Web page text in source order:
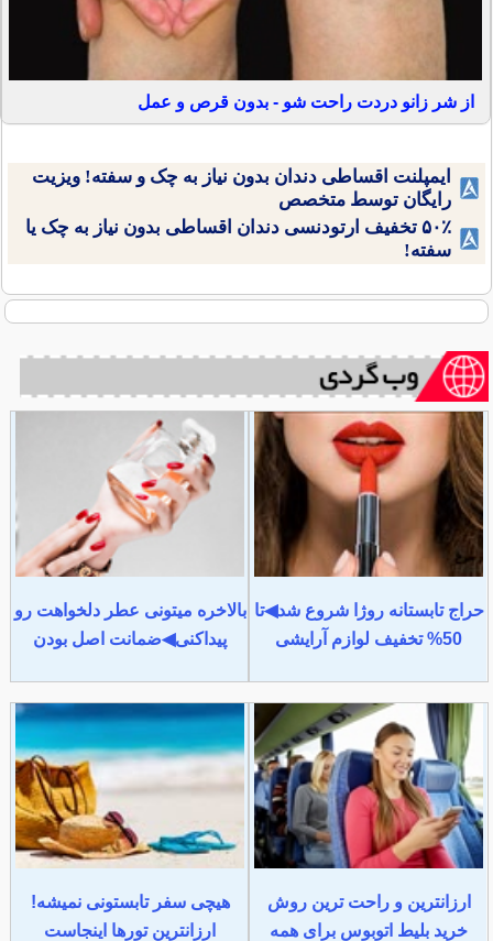
از شر زانو دردت راحت شو - بدون قرص و عمل
ایمپلنت اقساطی دندان بدون نیاز به چک و سفته! ویزیت
رایگان توسط متخصص
۵۰٪ تخفیف ارتودنسی دندان اقساطی بدون نیاز به چک یا
سفته!
حراج تابستانه روژا شروع شد◀تا
50% تخفیف لوازم آرایشی
بالاخره میتونی عطر دلخواهت رو
پیداکنی◀ضمانت اصل بودن
ارزانترین و راحت ترین روش
خرید بلیط اتوبوس برای همه
هیچی سفر تابستونی نمیشه!
ارزانترین تورها اینجاست